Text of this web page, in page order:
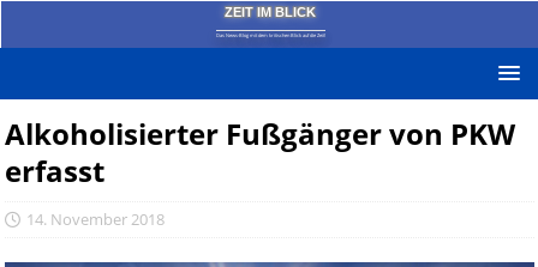
ZEIT IM BLICK
Das News-Blog mit dem kritischen Blick auf die Zeit!
Alkoholisierter Fußgänger von PKW
erfasst
14. November 2018